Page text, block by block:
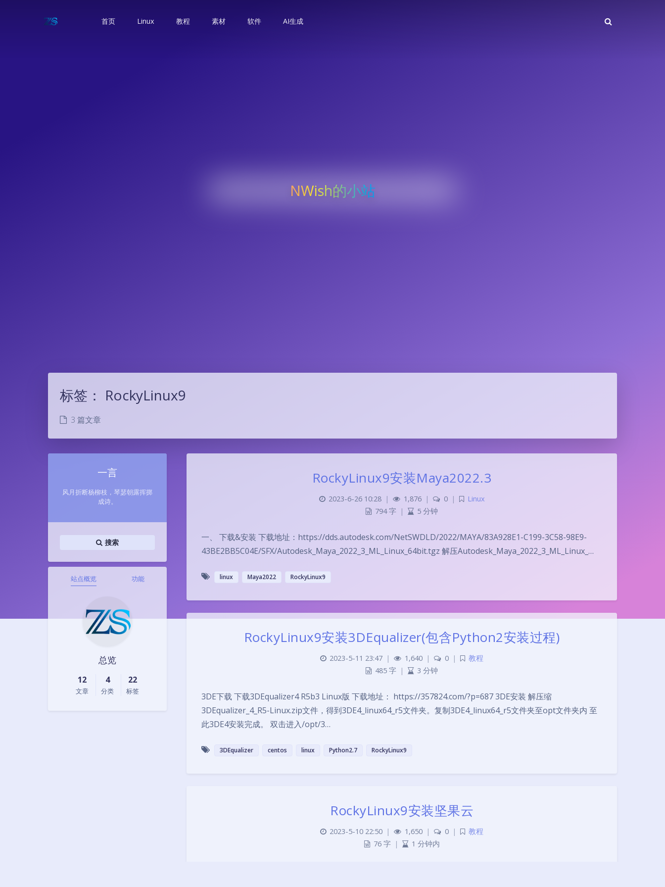
首页 Linux 教程 素材 软件 AI生成
NWish的小站
夜间模式
Sans Serif
标签： RockyLinux9
3 篇文章
一言
风月折断杨柳枝，琴瑟朝露挥掷
成诗。
搜索
站点概览 功能
总览
12
文章
4
分类
22
标签
RockyLinux9安装Maya2022.3
2023-6-26 10:28 | 1,876 | 0 |
Linux
794 字 | 5 分钟
一、 下载&安装 下载地址：https://dds.autodesk.com/NetSWDLD/2022/MAYA/83A928E1-C199-3C58-98E9-
43BE2BB5C04E/SFX/Autodesk_Maya_2022_3_ML_Linux_64bit.tgz 解压Autodesk_Maya_2022_3_ML_Linux_…
linux Maya2022 RockyLinux9
RockyLinux9安装3DEqualizer(包含Python2安装过程)
2023-5-11 23:47 | 1,640 | 0 |
教程
485 字 | 3 分钟
3DE下载 下载3DEqualizer4 R5b3 Linux版 下载地址： https://357824.com/?p=687 3DE安装 解压缩
3DEqualizer_4_R5-Linux.zip文件，得到3DE4_linux64_r5文件夹。复制3DE4_linux64_r5文件夹至opt文件夹内 至
此3DE4安装完成。 双击进入/opt/3…
3DEqualizer centos linux Python2.7 RockyLinux9
RockyLinux9安装坚果云
2023-5-10 22:50 | 1,650 | 0 |
教程
76 字
| 1 分钟内